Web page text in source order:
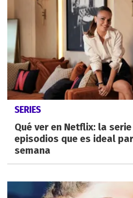
SERIES
Qué ver en Netflix: la
episodios que es ideal
semana